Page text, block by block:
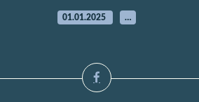
01.01.2025 …